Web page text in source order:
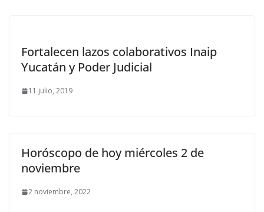
Fortalecen lazos colaborativos Inaip
Yucatán y Poder Judicial
11 julio, 2019
Horóscopo de hoy miércoles 2 de
noviembre
2 noviembre, 2022